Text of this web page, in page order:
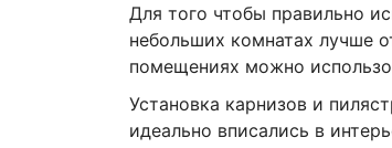
Для того чтобы правильно
небольших комнатах лучше
помещениях можно
Установка карнизов и
идеально вписались в